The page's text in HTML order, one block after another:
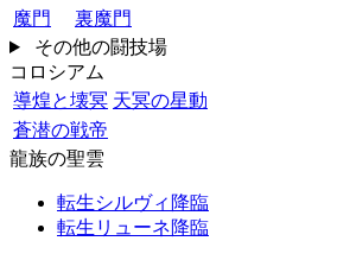
魔門
裏魔門
その他の闘技場
コロシアム
導煌と壊冥 天冥の星動
蒼潜の戦帝
龍族の聖雲
転生シルヴィ降臨
転生リューネ降臨